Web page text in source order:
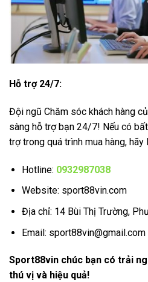
Hỗ trợ 24/7:
Đội ngũ Chăm sóc khách hàng
sàng hỗ trợ bạn 24/7! Nếu có
trợ trong quá trình mua hàng,
Hotline: 0932987038
Website: sport88vin.com
Địa chỉ: 14 Bùi Thị Trường,
Email: sport88vin@gmail.com
Sport88vin chúc bạn có trải
thú vị và hiệu quả!